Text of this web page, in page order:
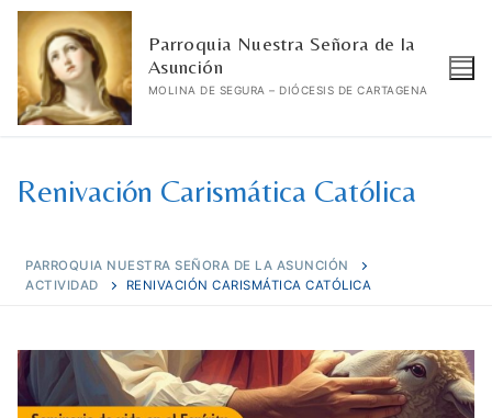
contenido
Parroquia Nuestra Señora de la
Asunción
MOLINA DE SEGURA – DIÓCESIS DE CARTAGENA
Renivación Carismática Católica
PARROQUIA NUESTRA SEÑORA DE LA ASUNCIÓN
ACTIVIDAD
RENIVACIÓN CARISMÁTICA CATÓLICA